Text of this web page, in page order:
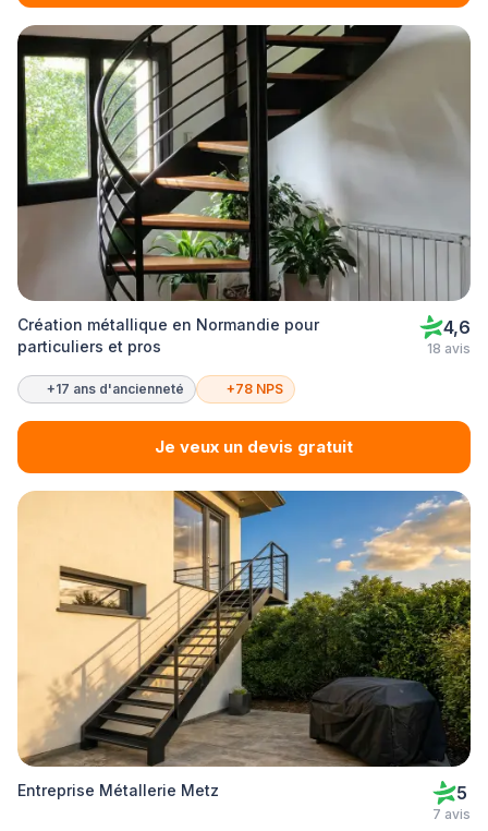
Création métallique en Normandie pour
particuliers et pros
4,6
18 avis
+17 ans d'ancienneté +78 NPS
Je veux un devis gratuit
Entreprise Métallerie Metz 5
7 avis